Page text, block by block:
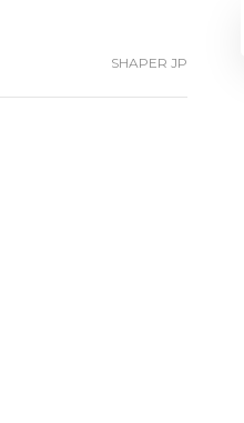
SHAPER JP